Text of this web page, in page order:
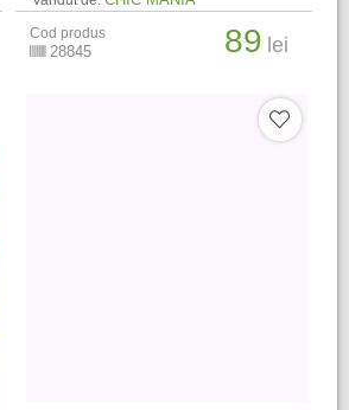
Cod produs
28845 89 lei